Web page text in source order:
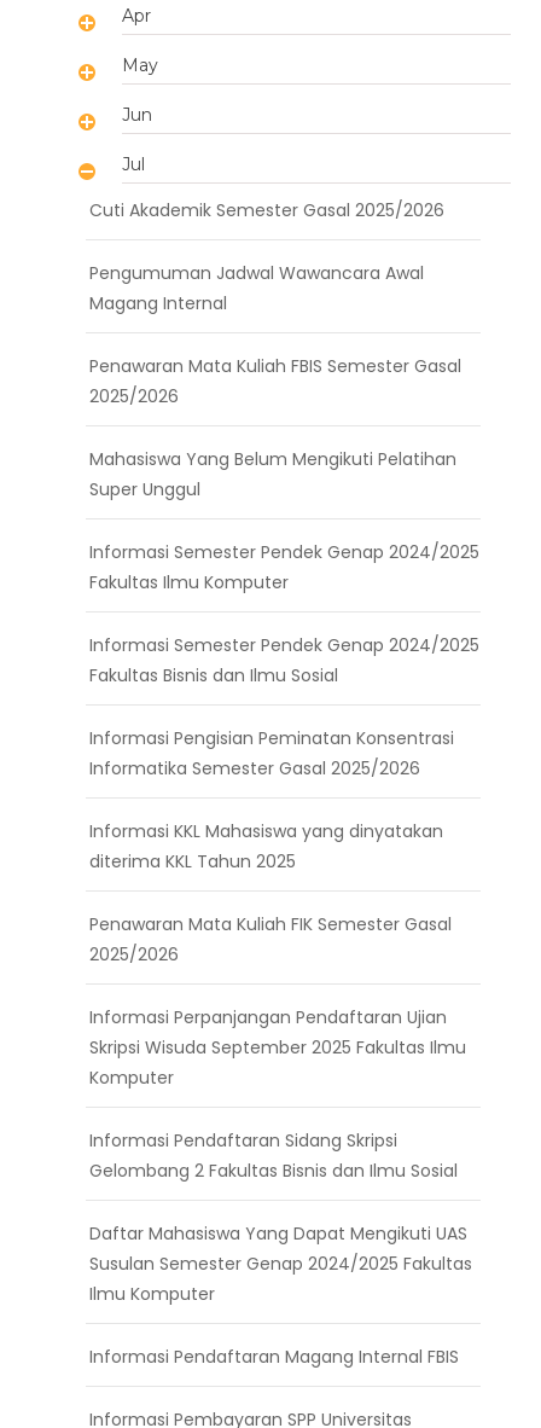
Apr
May
Jun
Jul
Cuti Akademik Semester Gasal 2025/2026
Pengumuman Jadwal Wawancara Awal
Magang Internal
Penawaran Mata Kuliah FBIS Semester Gasal
2025/2026
Mahasiswa Yang Belum Mengikuti Pelatihan
Super Unggul
Informasi Semester Pendek Genap 2024/2025
Fakultas Ilmu Komputer
Informasi Semester Pendek Genap 2024/2025
Fakultas Bisnis dan Ilmu Sosial
Informasi Pengisian Peminatan Konsentrasi
Informatika Semester Gasal 2025/2026
Informasi KKL Mahasiswa yang dinyatakan
diterima KKL Tahun 2025
Penawaran Mata Kuliah FIK Semester Gasal
2025/2026
Informasi Perpanjangan Pendaftaran Ujian
Skripsi Wisuda September 2025 Fakultas Ilmu
Komputer
Informasi Pendaftaran Sidang Skripsi
Gelombang 2 Fakultas Bisnis dan Ilmu Sosial
Daftar Mahasiswa Yang Dapat Mengikuti UAS
Susulan Semester Genap 2024/2025 Fakultas
Ilmu Komputer
Informasi Pendaftaran Magang Internal FBIS
Informasi Pembayaran SPP Universitas